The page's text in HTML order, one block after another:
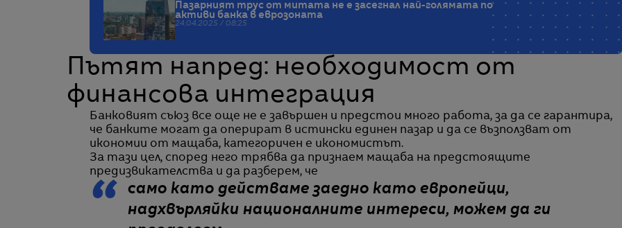
Пазарният трус от митата не е засегнал най-голямата по
активи банка в еврозоната
24.04.2025 / 08:25
Пътят напред: необходимост от
финансова интеграция
Банковият съюз все още не е завършен и предстои много работа, за да се гарантира,
че банките могат да оперират в истински единен пазар и да се възползват от
икономии от мащаба, категоричен е икономистът.
За тази цел, според него трябва да признаем мащаба на предстоящите
предизвикателства и да разберем, че
само като действаме заедно като европейци,
надхвърляйки националните интереси, можем да ги